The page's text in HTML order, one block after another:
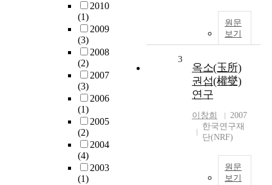
2010
(1)
2009
(3)
2008
(2)
2007
(3)
2006
(1)
2005
(2)
2004
(4)
2003
(1)
원문
보기
3
옥소(玉所)
권섭(權燮)
연구
이창희
2007
한국연구재
단(NRF)
원문
보기